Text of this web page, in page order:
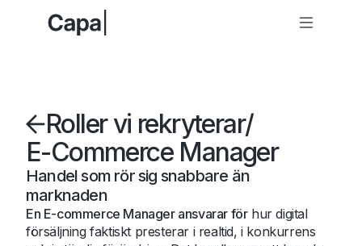
Roller vi rekryterar/
E-Commerce Manager
Handel som rör sig snabbare än
marknaden
En E-commerce Manager ansvarar förhur digital
försäljning faktiskt presterar i realtid, i konkurrens